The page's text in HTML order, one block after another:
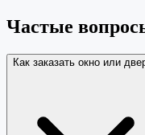
Частые
Как заказать окно или